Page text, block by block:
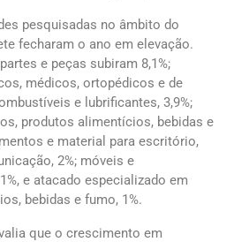
pesquisadas no âmbito do
fecharam o ano em elevação.
e peças subiram 8,1%;
médicos, ortopédicos e de
e lubrificantes, 3,9%;
produtos alimentícios, bebidas e
e material para escritório,
2%; móveis e
e atacado especializado em
bebidas e fumo, 1%.
que o crescimento em